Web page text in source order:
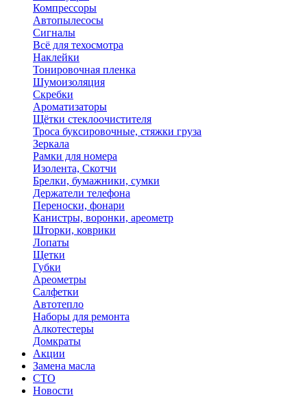
Компрессоры
Автопылесосы
Сигналы
Всё для техосмотра
Наклейки
Тонировочная пленка
Шумоизоляция
Скребки
Ароматизаторы
Щётки стеклоочистителя
Троса буксировочные, стяжки груза
Зеркала
Рамки для номера
Изолента, Скотчи
Брелки, бумажники, сумки
Держатели телефона
Переноски, фонари
Канистры, воронки, ареометр
Шторки, коврики
Лопаты
Щетки
Губки
Ареометры
Салфетки
Автотепло
Наборы для ремонта
Алкотестеры
Домкраты
Акции
Замена масла
СТО
Новости